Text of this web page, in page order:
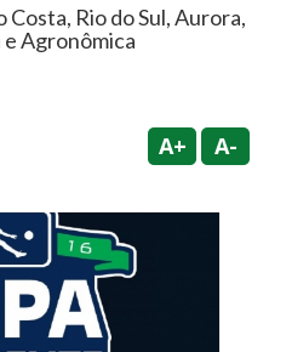
Rio do Sul, Aurora,
Agronômica
A+ A-